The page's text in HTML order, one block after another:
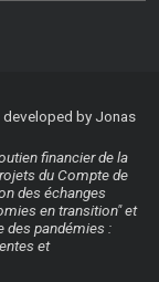
by Jonas
financier de la
du Compte de
des échanges
en transition" et
des pandémies :
et